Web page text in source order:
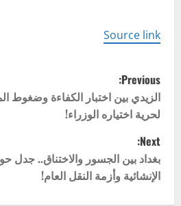
Source link
P
o
s
t
n
Previous:
الزيدي بين اختبار الكفاءة وضغوط
لحرية اختياره الوزراء!
Next:
بغداد بين الجسور والاختناق.. جدل
الإنشائية وأزمة النقل العام!